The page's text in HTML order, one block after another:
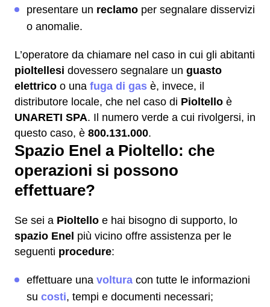
presentare un reclamo per segnalare disservizi
o anomalie.
L’operatore da chiamare nel caso in cui gli abitanti
pioltellesi dovessero segnalare un guasto
elettrico o una fuga di gas è, invece, il
distributore locale, che nel caso di Pioltello è
UNARETI SPA. Il numero verde a cui rivolgersi, in
questo caso, è 800.131.000.
Spazio Enel a Pioltello: che
operazioni si possono
effettuare?
Se sei a Pioltello e hai bisogno di supporto, lo
spazio Enel più vicino offre assistenza per le
seguenti procedure:
effettuare una voltura con tutte le informazioni
su costi, tempi e documenti necessari;